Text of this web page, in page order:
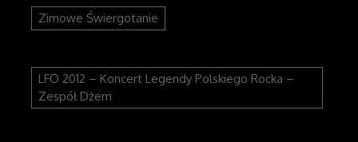
Zimowe Świergotanie
LFO 2012 – Koncert Legendy Polskiego Rocka –
Zespół Dżem